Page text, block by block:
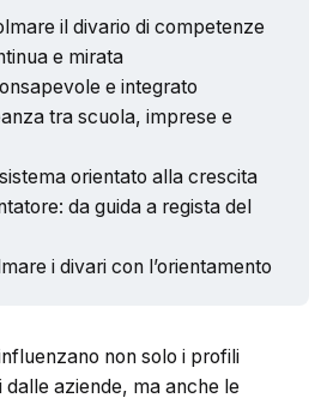
il divario di competenze
e mirata
e integrato
tra scuola, imprese e
orientato alla crescita
da guida a regista del
i divari con l’orientamento
non solo i profili
aziende, ma anche le